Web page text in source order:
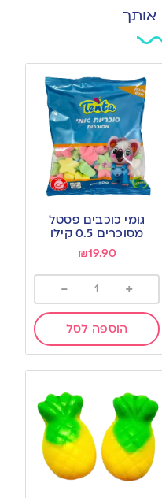
אותך
גומי כוכבים פסטל
מסוכרים 0.5 קילו
₪19.90
+
-
הוספה לסל